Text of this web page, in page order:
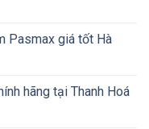
Pasmax giá tốt Hà
hãng tại Thanh Hoá